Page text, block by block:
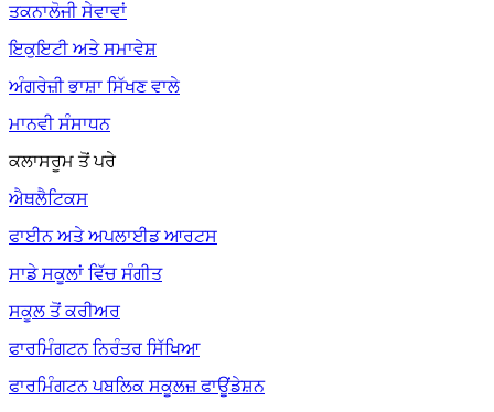
ਤਕਨਾਲੋਜੀ ਸੇਵਾਵਾਂ
ਇਕੁਇਟੀ ਅਤੇ ਸਮਾਵੇਸ਼
ਅੰਗਰੇਜ਼ੀ ਭਾਸ਼ਾ ਸਿੱਖਣ ਵਾਲੇ
ਮਾਨਵੀ ਸੰਸਾਧਨ
ਕਲਾਸਰੂਮ ਤੋਂ ਪਰੇ
ਐਥਲੈਟਿਕਸ
ਫਾਈਨ ਅਤੇ ਅਪਲਾਈਡ ਆਰਟਸ
ਸਾਡੇ ਸਕੂਲਾਂ ਵਿੱਚ ਸੰਗੀਤ
ਸਕੂਲ ਤੋਂ ਕਰੀਅਰ
ਫਾਰਮਿੰਗਟਨ ਨਿਰੰਤਰ ਸਿੱਖਿਆ
ਫਾਰਮਿੰਗਟਨ ਪਬਲਿਕ ਸਕੂਲਜ਼ ਫਾਊਂਡੇਸ਼ਨ